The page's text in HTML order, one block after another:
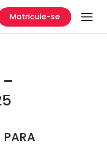
Matricule-se
–
PARA